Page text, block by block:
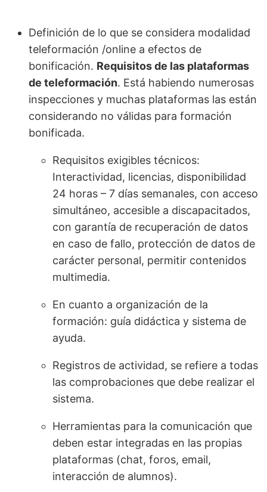
Definición de lo que se considera modalidad
teleformación /online a efectos de
bonificación. Requisitos de las plataformas
de teleformación. Está habiendo numerosas
inspecciones y muchas plataformas las están
considerando no válidas para formación
bonificada.
Requisitos exigibles técnicos:
Interactividad, licencias, disponibilidad
24 horas – 7 días semanales, con acceso
simultáneo, accesible a discapacitados,
con garantía de recuperación de datos
en caso de fallo, protección de datos de
carácter personal, permitir contenidos
multimedia.
En cuanto a organización de la
formación: guía didáctica y sistema de
ayuda.
Registros de actividad, se refiere a todas
las comprobaciones que debe realizar el
sistema.
Herramientas para la comunicación que
deben estar integradas en las propias
plataformas (chat, foros, email,
interacción de alumnos).